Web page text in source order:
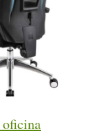
oficina